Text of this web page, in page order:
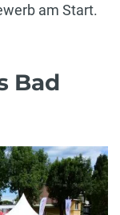
am Start.
Bad